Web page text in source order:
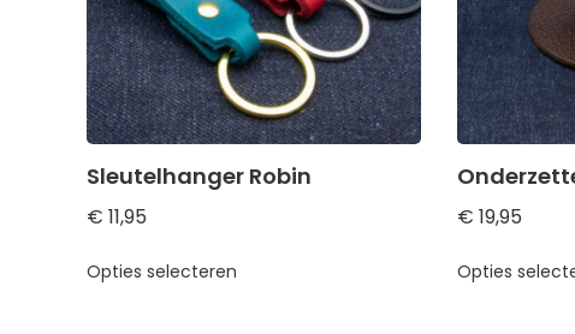
Sleutelhanger Robin
€ 11,95
Opties selecteren
€ 19,95
Opties